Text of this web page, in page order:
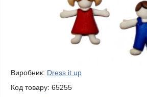
Виробник: Dress it up
Код товару: 65255